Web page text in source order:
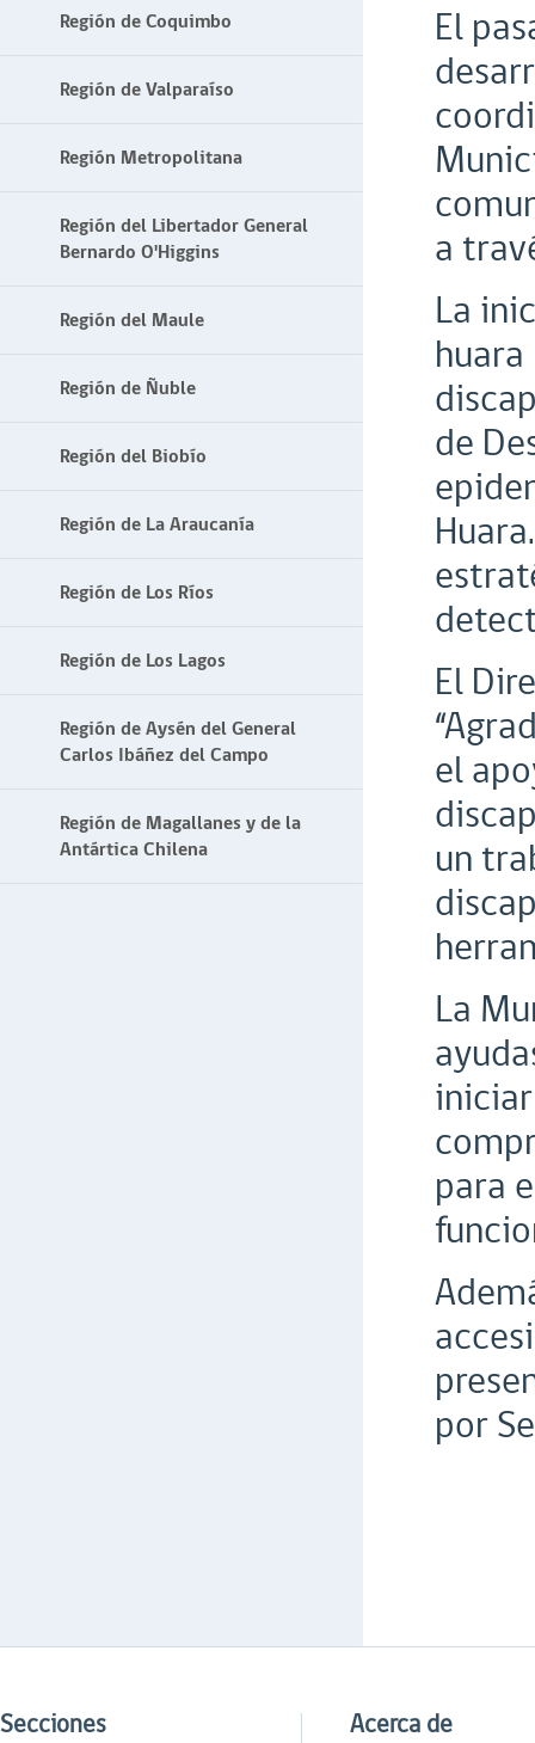
Región de Coquimbo
Región de Valparaíso
Región Metropolitana
Región del Libertador General
Bernardo O'Higgins
Región del Maule
Región de Ñuble
Región del Biobío
Región de La Araucanía
Región de Los Ríos
Región de Los Lagos
Región de Aysén del General
Carlos Ibáñez del Campo
Región de Magallanes y de la
Antártica Chilena
El
a
La
de
El
el
un
La
para
por
Secciones Acerca de